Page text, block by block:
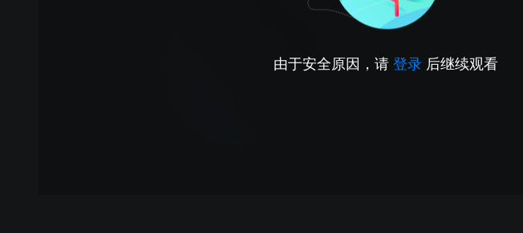
由于安全原因，请 登录 后继续观看